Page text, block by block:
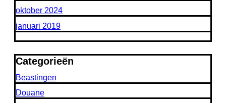
oktober 2024
januari 2019
Categorieën
Beastingen
Douane